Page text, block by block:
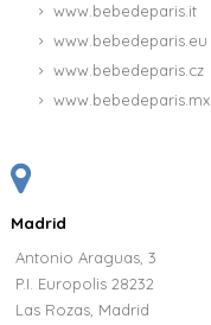
www.bebedeparis.it
www.bebedeparis.eu
www.bebedeparis.cz
www.bebedeparis.mx
Madrid
Antonio Araguas, 3
P.I. Europolis 28232
Las Rozas, Madrid